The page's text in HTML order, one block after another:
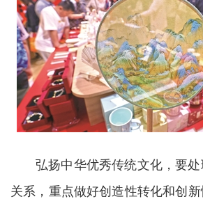
弘扬中华优秀传统文化，要
关系，重点做好创造性转化和创